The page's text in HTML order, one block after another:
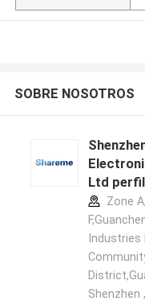
SOBRE NOSOTROS
Ltd
Zone
Industries
Shenzhen